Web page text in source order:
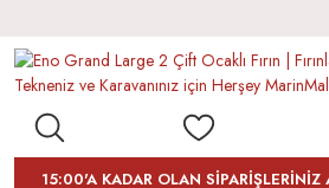
15:00'A KADAR OLAN